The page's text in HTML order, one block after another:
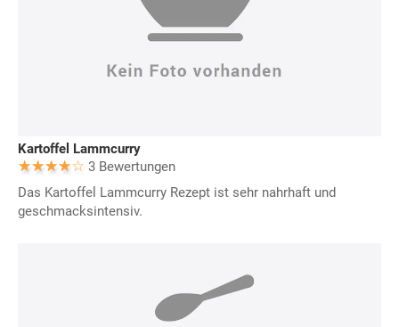
Kartoffel Lammcurry
3 Bewertungen
Das Kartoffel Lammcurry Rezept ist sehr nahrhaft und
geschmacksintensiv.